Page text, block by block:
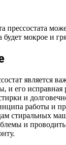
прессостата
мокрое и
является
и его исправная
и
работы и
стиральных
и